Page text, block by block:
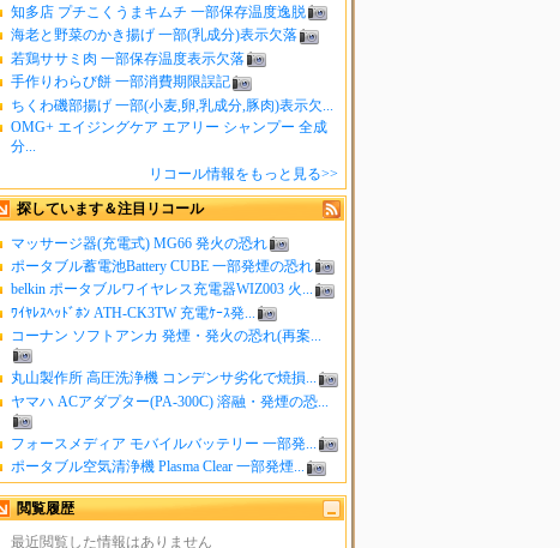
知多店 プチこくうまキムチ 一部保存温度逸脱
海老と野菜のかき揚げ 一部(乳成分)表示欠落
若鶏ササミ肉 一部保存温度表示欠落
手作りわらび餅 一部消費期限誤記
ちくわ磯部揚げ 一部(小麦,卵,乳成分,豚肉)表示欠...
OMG+ エイジングケア エアリー シャンプー 全成
分...
リコール情報をもっと見る>>
探しています＆注目リコール
マッサージ器(充電式) MG66 発火の恐れ
ポータブル蓄電池Battery CUBE 一部発煙の恐れ
belkin ポータブルワイヤレス充電器WIZ003 火...
ﾜｲﾔﾚｽﾍｯﾄﾞﾎﾝ ATH-CK3TW 充電ｹｰｽ発...
コーナン ソフトアンカ 発煙・発火の恐れ(再案...
丸山製作所 高圧洗浄機 コンデンサ劣化で焼損...
ヤマハ ACアダプター(PA-300C) 溶融・発煙の恐...
フォースメディア モバイルバッテリー 一部発...
ポータブル空気清浄機 Plasma Clear 一部発煙...
閲覧履歴
最近閲覧した情報はありません